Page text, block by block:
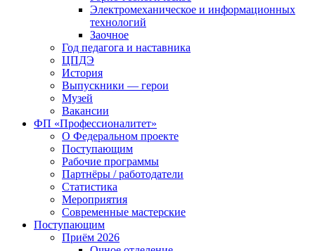
Электромеханическое и информационных
технологий
Заочное
Год педагога и наставника
ЦПДЭ
История
Выпускники — герои
Музей
Вакансии
ФП «Профессионалитет»
О Федеральном проекте
Поступающим
Рабочие программы
Партнёры / работодатели
Статистика
Мероприятия
Современные мастерские
Поступающим
Приём 2026